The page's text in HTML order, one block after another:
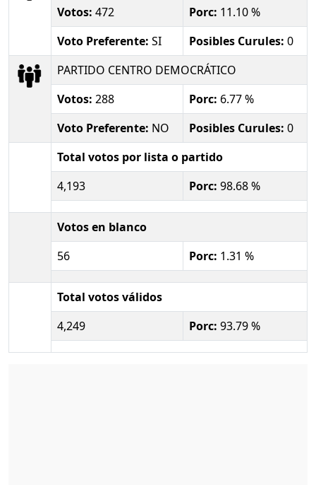
Votos: 472 Porc: 11.10 %
Voto Preferente: SI Posibles Curules: 0
PARTIDO CENTRO DEMOCRÁTICO
Votos: 288 Porc: 6.77 %
Voto Preferente: NO Posibles Curules: 0
Total votos por lista o partido
4,193
Porc: 98.68 %
Votos en blanco
56
Porc: 1.31 %
Total votos válidos
4,249
Porc: 93.79 %